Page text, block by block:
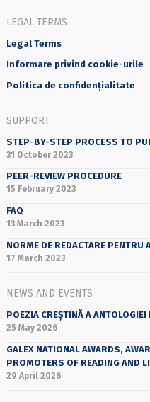
LEGAL TERMS
Legal Terms
Informare privind cookie-urile
Politica de confidențialitate
SUPPORT
STEP-BY-STEP PROCESS TO
31 October 2023
PEER-REVIEW PROCEDURE
15 February 2023
FAQ
13 March 2023
NORME DE REDACTARE PENTRU
17 March 2023
NEWS AND EVENTS
POEZIA CREȘTINĂ A
25 May 2026
GALEX NATIONAL AWARDS,
PROMOTERS OF READING AND
29 April 2026